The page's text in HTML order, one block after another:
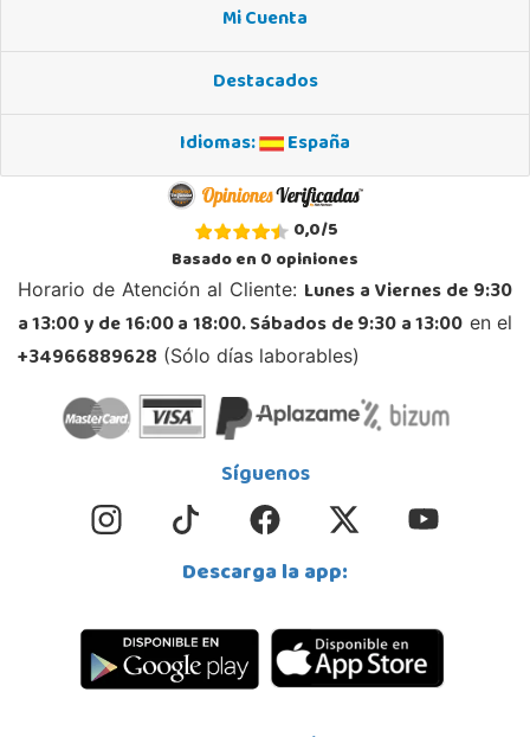
Mi Cuenta
Destacados
Idiomas:
España
0,0/5
Basado en0opiniones
Horario de Atención al Cliente: Lunes a Viernes de 9:30
a 13:00 y de 16:00 a 18:00. Sábados de 9:30 a 13:00 en el
+34966889628 (Sólo días laborables)
Síguenos
Descarga la app: